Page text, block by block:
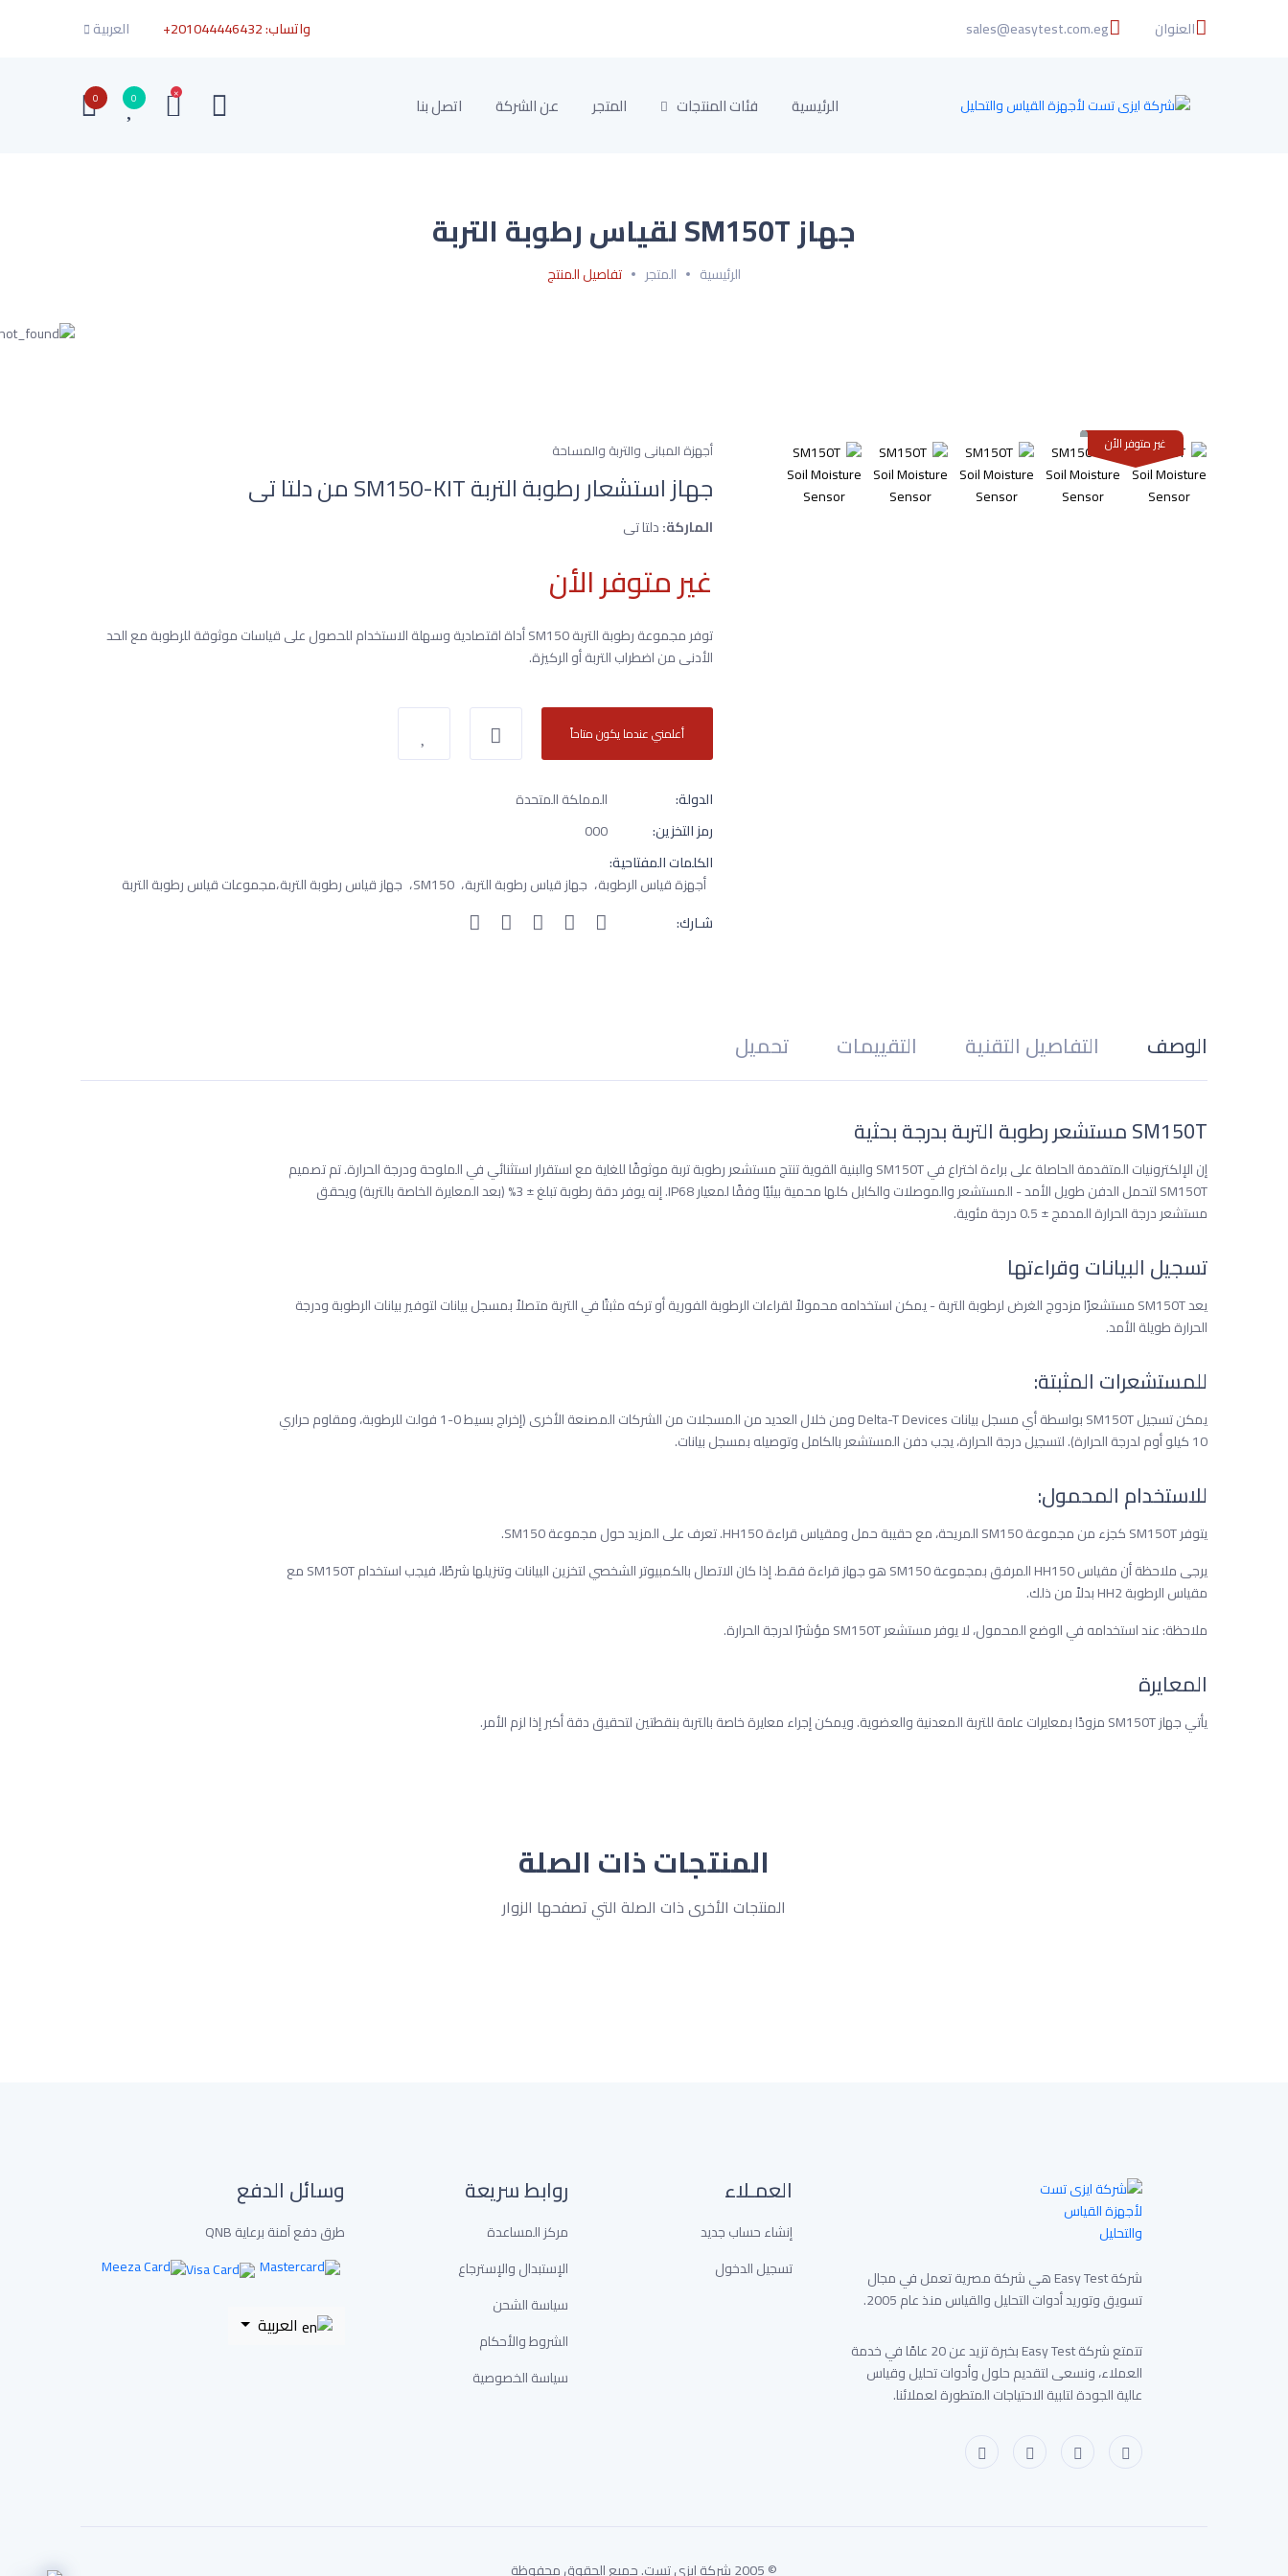
العنوان sales@easytest.com.eg واتساب:+201044446432 العربية
الرئيسية فئات المنتجات المتجر عن الشركة اتصل بنا ×
0
0
جهاز SM150T لقياس رطوبة التربة
الرئيسية المتجر تفاصيل المنتج
غير متوفر الأن أجهزة المبانى والتربة والمساحة
جهاز استشعار رطوبة التربة SM150-KIT من دلتا تى
الماركة:دلتا تى
غير متوفر الأن
توفر مجموعة رطوبة التربة SM150 أداة اقتصادية وسهلة الاستخدام للحصول على قياسات موثوقة للرطوبة مع الحد
الأدنى من اضطراب التربة أو الركيزة.
أعلمني عندما يكون متاحاً
الدولة:
المملكة المتحدة
رمز التخزين:
000
الكلمات المفتاحية:
أجهزة قياس الرطوبة جهاز قياس رطوبة التربة SM150 جهاز قياس رطوبة التربة مجموعات قياس رطوبة التربة
شـارك:
الوصف التفاصيل التقنية التقييمات تحميل
SM150T مستشعر رطوبة التربة بدرجة بحثية
إن الإلكترونيات المتقدمة الحاصلة على براءة اختراع في SM150T والبنية القوية تنتج مستشعر رطوبة تربة موثوقًا للغاية مع استقرار استثنائي في الملوحة ودرجة الحرارة. تم تصميم
SM150T لتحمل الدفن طويل الأمد - المستشعر والموصلات والكابل كلها محمية بيئيًا وفقًا لمعيار IP68. إنه يوفر دقة رطوبة تبلغ ± 3% (بعد المعايرة الخاصة بالتربة) ويحقق
مستشعر درجة الحرارة المدمج ± 0.5 درجة مئوية.
تسجيل البيانات وقراءتها
يعد SM150T مستشعرًا مزدوج الغرض لرطوبة التربة - يمكن استخدامه محمولاً لقراءات الرطوبة الفورية أو تركه مثبتًا في التربة متصلاً بمسجل بيانات لتوفير بيانات الرطوبة ودرجة
الحرارة طويلة الأمد.
للمستشعرات المثبتة:
يمكن تسجيل SM150T بواسطة أي مسجل بيانات Delta-T Devices ومن خلال العديد من المسجلات من الشركات المصنعة الأخرى (إخراج بسيط 0-1 فولت للرطوبة، ومقاوم حراري
10 كيلو أوم لدرجة الحرارة). لتسجيل درجة الحرارة، يجب دفن المستشعر بالكامل وتوصيله بمسجل بيانات.
للاستخدام المحمول:
يتوفر SM150T كجزء من مجموعة SM150 المريحة، مع حقيبة حمل ومقياس قراءة HH150. تعرف على المزيد حول مجموعة SM150.
يرجى ملاحظة أن مقياس HH150 المرفق بمجموعة SM150 هو جهاز قراءة فقط. إذا كان الاتصال بالكمبيوتر الشخصي لتخزين البيانات وتنزيلها شرطًا، فيجب استخدام SM150T مع
مقياس الرطوبة HH2 بدلاً من ذلك.
ملاحظة: عند استخدامه في الوضع المحمول، لا يوفر مستشعر SM150T مؤشرًا لدرجة الحرارة.
المعايرة
يأتي جهاز SM150T مزودًا بمعايرات عامة للتربة المعدنية والعضوية. ويمكن إجراء معايرة خاصة بالتربة بنقطتين لتحقيق دقة أكبر إذا لزم الأمر.
المنتجات ذات الصلة
المنتجات الأخرى ذات الصلة التي تصفحها الزوار
شركة Easy Test هي شركة مصرية تعمل في مجال
تسويق وتوريد أدوات التحليل والقياس منذ عام 2005.
تتمتع شركة Easy Test بخبرة تزيد عن 20 عامًا في خدمة
العملاء، ونسعى لتقديم حلول وأدوات تحليل وقياس
عالية الجودة لتلبية الاحتياجات المتطورة لعملائنا.
العمـلاء
إنشاء حساب جديد
تسجيل الدخول
روابط سريعة
مركز المساعدة
الإستبدال والإسترجاع
سياسة الشحن
الشروط والأحكام
سياسة الخصوصية
وسائل الدفع
طرق دفع آمنة برعاية QNB
© 2005 شركة إيزى تست. جميع الحقوق محفوظة